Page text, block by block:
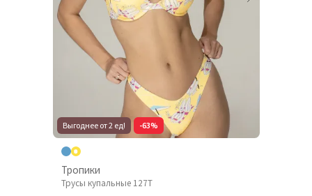
Выгоднее от 2 ед! -63%
Тропики
Трусы купальные 127T